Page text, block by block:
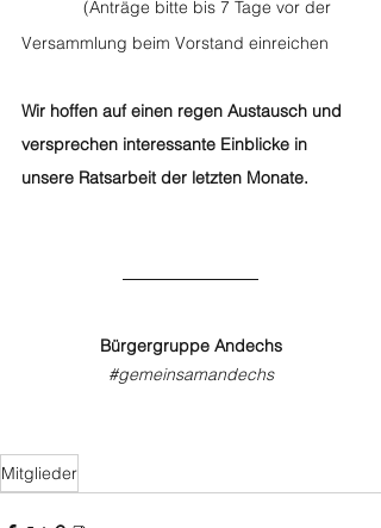
Versammlung beim Vorstand einreichen
Wir hoffen auf einen regen Austausch und
versprechen interessante Einblicke in
unsere Ratsarbeit der letzten Monate.
Bürgergruppe Andechs
#gemeinsamandechs
Mitglieder